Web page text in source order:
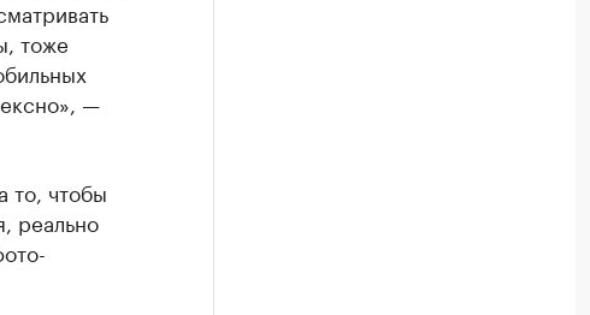
тоже
—
то, чтобы
реально